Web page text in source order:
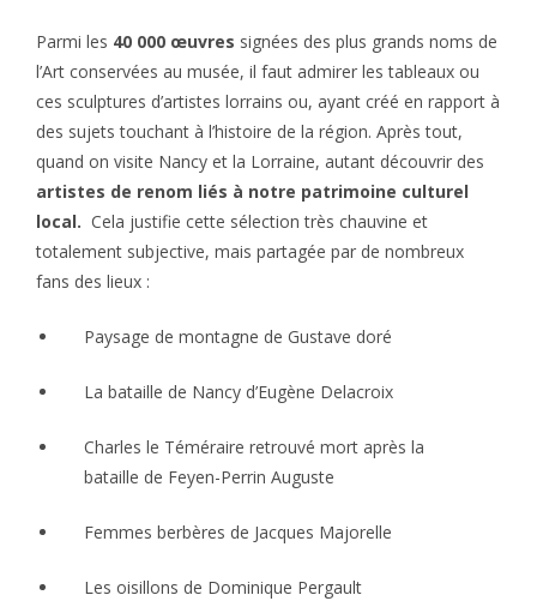
Parmi les 40 000 œuvres signées des plus grands noms de
l’Art conservées au musée, il faut admirer les tableaux ou
ces sculptures d’artistes lorrains ou, ayant créé en rapport à
des sujets touchant à l’histoire de la région. Après tout,
quand on visite Nancy et la Lorraine, autant découvrir des
artistes de renom liés à notre patrimoine culturel
local. Cela justifie cette sélection très chauvine et
totalement subjective, mais partagée par de nombreux
fans des lieux :
Paysage de montagne de Gustave doré
La bataille de Nancy d’Eugène Delacroix
Charles le Téméraire retrouvé mort après la
bataille de Feyen-Perrin Auguste
Femmes berbères de Jacques Majorelle
Les oisillons de Dominique Pergault